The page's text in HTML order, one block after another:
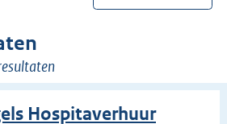
Hospitaverhuur